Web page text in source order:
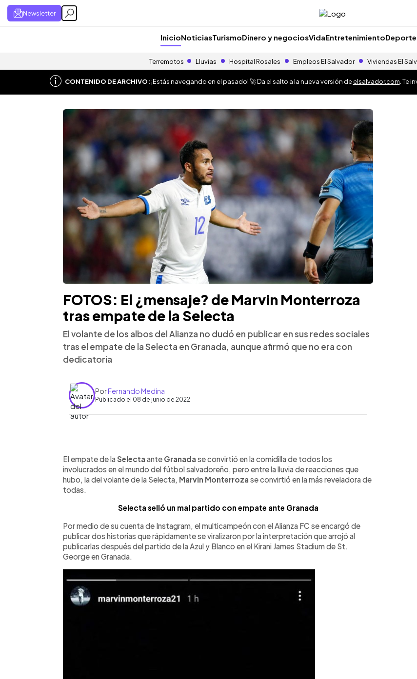
Newsletter
InicioNoticiasTurismoDinero y negociosVidaEntretenimiento
Terremotos Lluvias Hospital Rosales Empleos El Salvador Viviendas El
CONTENIDO DE ARCHIVO:¡Estás navegando en el pasado! 🚀 Da el salto a la nueva versión deelsalvador.com . Te
FOTOS: El ¿mensaje? de Marvin Monterroza
tras empate de la Selecta
El volante de los albos del Alianza no dudó en publicar en sus redes sociales
tras el empate de la Selecta en Granada, aunque afirmó que no era con
dedicatoria
PorFernando Medina
Publicado el 08 de junio de 2022
Escuchar artículo
El empate de la Selecta ante Granada se convirtió en la comidilla de todos los
involucrados en el mundo del fútbol salvadoreño, pero entre la lluvia de reacciones que
hubo, la del volante de la Selecta, Marvin Monterroza se convirtió en la más reveladora de
todas.
Selecta selló un mal partido con empate ante Granada
Por medio de su cuenta de Instagram, el multicampeón con el Alianza FC se encargó de
publicar dos historias que rápidamente se viralizaron por la interpretación que arrojó al
publicarlas después del partido de la Azul y Blanco en el Kirani James Stadium de St.
George en Granada.